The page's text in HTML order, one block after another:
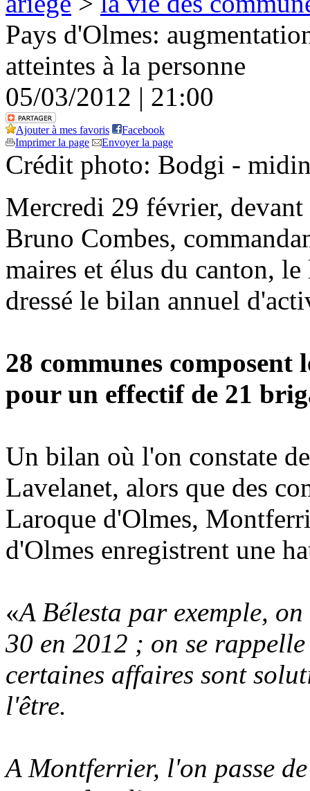
Pays d'Olmes:
atteintes à la personne
05/03/2012 | 21:00
Ajouter à mes favoris
Facebook
Imprimer la page
Envoyer la page
Crédit photo: Bodgi -
Mercredi 29 février,
Bruno Combes,
maires et élus du canton,
dressé le bilan annuel
28 communes
pour un effectif de 21
Un bilan où l'on constate
Lavelanet, alors que des
Laroque d'Olmes,
d'Olmes enregistrent une
«A Bélesta par exemple,
30 en 2012 ; on se
certaines affaires sont
l'être.
A Montferrier, l'on passe